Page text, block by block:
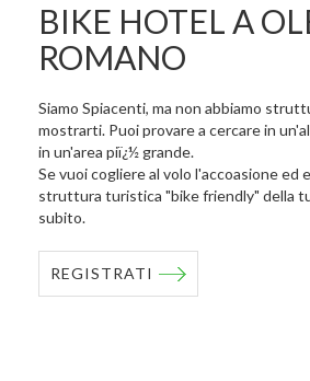
BIKE HOTEL A
ROMANO
Siamo Spiacenti, ma non abbiamo
mostrarti. Puoi provare a cercare in
in un'area piï¿½ grande.
Se vuoi cogliere al volo l'accoasione ed
struttura turistica "bike friendly" della
subito.
REGISTRATI